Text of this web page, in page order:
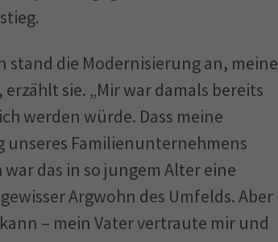
die Modernisierung an, meine
sie. „Mir war damals bereits
werden würde. Dass meine
Familienunternehmens
das in so jungem Alter eine
Argwohn des Umfelds. Aber
– mein Vater vertraute mir und